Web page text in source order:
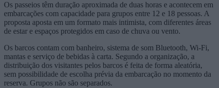
Os passeios têm duração aproximada de duas horas e acontecem em
embarcações com capacidade para grupos entre 12 e 18 pessoas. A
proposta aposta em um formato mais intimista, com diferentes áreas
de estar e espaços protegidos em caso de chuva ou vento.
Os barcos contam com banheiro, sistema de som Bluetooth, Wi-Fi,
mantas e serviço de bebidas à carta. Segundo a organização, a
distribuição dos visitantes pelos barcos é feita de forma aleatória,
sem possibilidade de escolha prévia da embarcação no momento da
reserva. Grupos não são separados.